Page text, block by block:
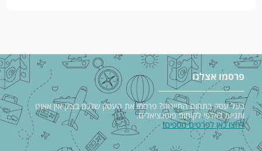
פרסמו אצלנו
בעל עסק בתחום התיירות? פרסמו את העסק שלכם בצ׳ק אין אאוט
ותגיעו לאלפי לקוחות פוטנציאלים.
לחצו כאן לפרטים נוספים!